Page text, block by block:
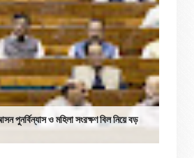
পুনর্বিন্যাস ও মহিলা সংরক্ষণ বিল নিয়ে বড়